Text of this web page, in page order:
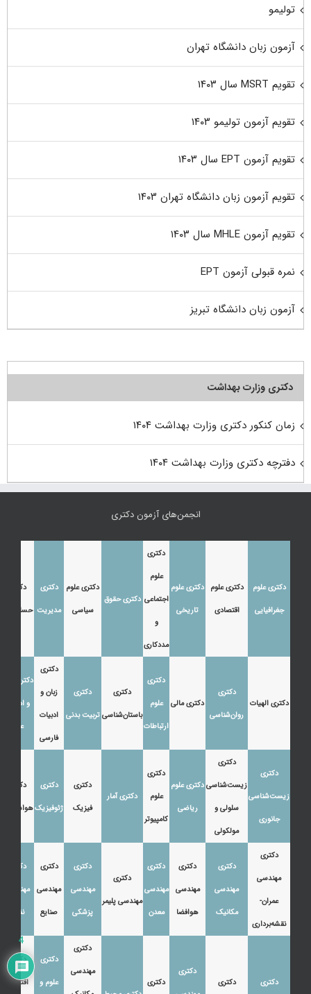
تولیمو
آزمون زبان دانشگاه تهران
تقویم MSRT سال ۱۴۰۳
تقویم آزمون تولیمو ۱۴۰۳
تقویم آزمون EPT سال ۱۴۰۳
تقویم آزمون زبان دانشگاه تهران ۱۴۰۳
تقویم آزمون MHLE سال ۱۴۰۳
نمره قبولی آزمون EPT
آزمون زبان دانشگاه تبریز
دکتری وزارت بهداشت
زمان کنکور دکتری وزارت بهداشت ۱۴۰۴
دفترچه دکتری وزارت بهداشت ۱۴۰۴
انجمن‌های آزمون دکتری
دکتری علوم
جغرافیایی
دکتری علوم
اقتصادی
دکتری علوم
تاریخی
دکتری
علوم
اجتماعی
و
مددکاری
دکتری حقوق
دکتری علوم
سیاسی
دکتری
مدیریت
دکتری
حسابداری
دکتری الهیات
دکتری
روان‌شناسی
دکتری مالی
دکتری
علوم
ارتباطات
دکتری
باستان‌شناسی
دکتری
تربیت بدنی
دکتری
زبان و
ادبیات
فارسی
دکتری زبان
و ادبیات
عرب
دکتری
زیست‌شناسی
جانوری
دکتری
زیست‌شناسی
سلولی و
مولکولی
دکتری علوم
ریاضی
دکتری
علوم
کامپیوتر
دکتری آمار
دکتری
فیزیک
دکتری
ژئوفیزیک
دکتری
هواشناسی
دکتری
مهندسی
عمران-
نقشه‌برداری
دکتری
مهندسی
مکانیک
دکتری
مهندسی
هوافضا
دکتری
مهندسی
معدن
دکتری
مهندسی پلیمر
دکتری
مهندسی
پزشکی
دکتری
مهندسی
صنایع
دکتری
مهندسی
نفت
دکتری دکتری
دکتری
دکتری
دکتری
مهندسی
دکتری
علوم و
دکتری
اقتصاد،
4